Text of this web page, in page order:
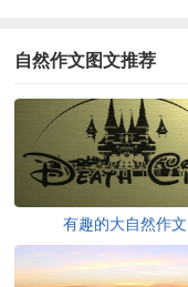
自然作文图文推荐
有趣的大自然作文